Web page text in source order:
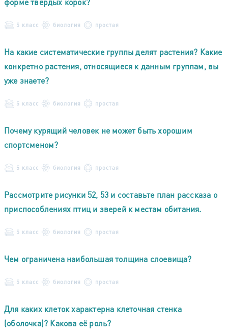
5 класс биология простая
На какие систематические группы делят растения? Какие
конкретно растения, относящиеся к данным группам, вы
уже знаете?
5 класс биология простая
Почему курящий человек не может быть хорошим
спортсменом?
5 класс биология простая
Рассмотрите рисунки 52, 53 и составьте план рассказа о
приспособлениях птиц и зверей к местам обитания.
5 класс биология простая
Чем ограничена наибольшая толщина слоевища?
5 класс биология простая
Для каких клеток характерна клеточная стенка
(оболочка)? Какова её роль?